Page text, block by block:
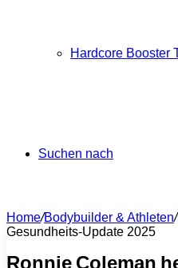
Hardcore Booster
Suchen nach
Home/Bodybuilder & Athleten/
Gesundheits‑Update 2025
Ronnie Coleman